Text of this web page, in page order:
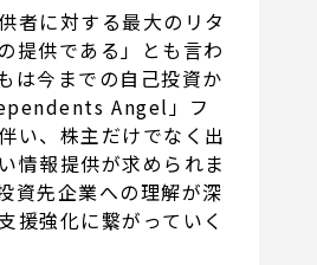
者に対する最大のリタ
提供である」とも言わ
は今までの自己投資か
Angel」フ
い、株主だけでなく出
情報提供が求められま
資先企業への理解が深
援強化に繋がっていく